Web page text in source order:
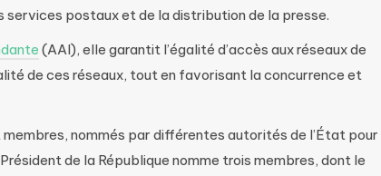
postaux et de la distribution de la presse.
(AAI), elle garantit l’égalité d’accès aux réseaux de
de ces réseaux, tout en favorisant la concurrence et
nommés par différentes autorités de l’État pour
de la République nomme trois membres, dont le